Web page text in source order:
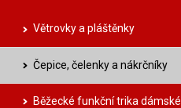
Větrovky a pláštěnky
Čepice, čelenky a nákrčníky
Běžecké funkční trika dámské